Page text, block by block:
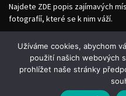
Najdete ZDE popis zajímavých
fotografíí, které se k nim váží.
Facebook
Užíváme cookies, abychom
použití našich webových
prohlížet naše stránky